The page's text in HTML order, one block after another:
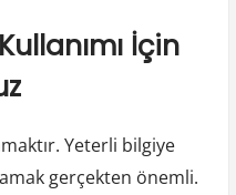
İçin
Yeterli bilgiye
gerçekten önemli.